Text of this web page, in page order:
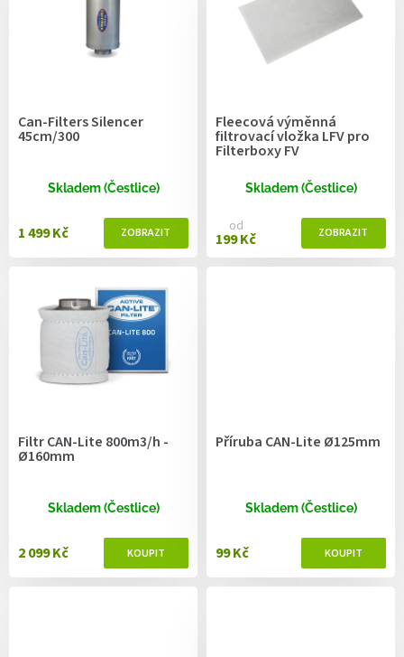
Can-Filters Silencer
45cm/300
Skladem (Čestlice)
1 499 Kč
Fleecová výměnná
filtrovací vložka LFV pro
Filterboxy FV
Skladem (Čestlice)
od
199 Kč
Filtr CAN-Lite 800m3/h -
Ø160mm
Skladem (Čestlice)
2 099 Kč
Příruba CAN-Lite Ø125mm
Skladem (Čestlice)
99 Kč